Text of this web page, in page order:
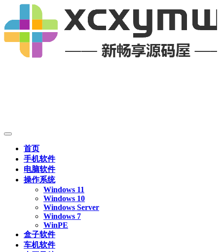
首页
手机软件
电脑软件
操作系统
Windows 11
Windows 10
Windows Server
Windows 7
WinPE
盒子软件
车机软件